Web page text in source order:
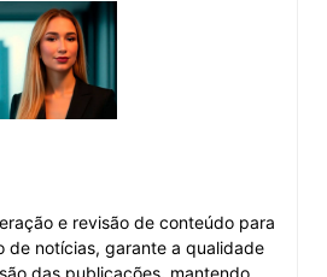
e revisão de conteúdo para
de notícias, garante a qualidade
das publicações, mantendo